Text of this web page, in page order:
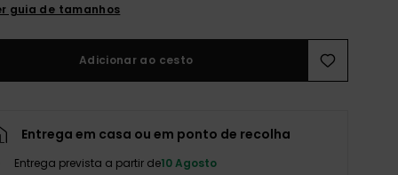
guia de tamanhos
Adicionar ao cesto
Entrega em casa ou em ponto de recolha
Entrega prevista a partir de10 Agosto